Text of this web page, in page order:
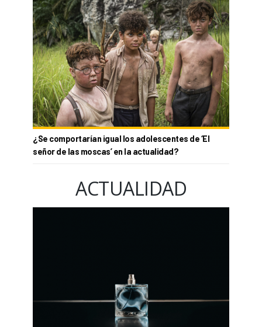
¿Se comportarían igual los adolescentes de ‘El
señor de las moscas’ en la actualidad?
ACTUALIDAD